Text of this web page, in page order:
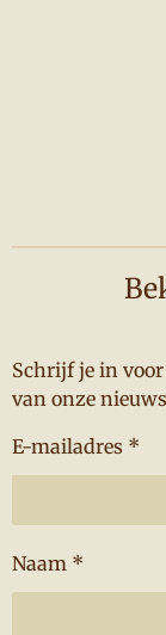
Schrijf je in
van onze
E-mailadres *
Naam *